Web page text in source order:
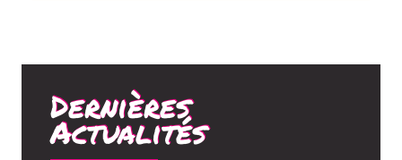
Dernières
Actualités